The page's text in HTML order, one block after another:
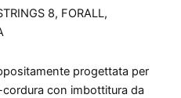
8, FORALL,
progettata per
cordura con imbottitura da